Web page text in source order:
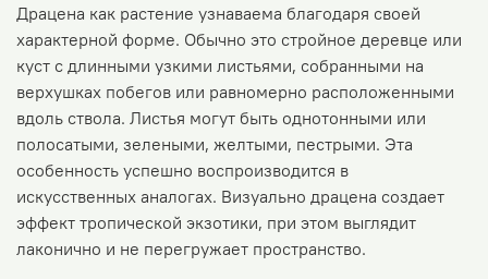
Драцена как растение узнаваема благодаря своей
характерной форме. Обычно это стройное деревце или
куст с длинными узкими листьями, собранными на
верхушках побегов или равномерно расположенными
вдоль ствола. Листья могут быть однотонными или
полосатыми, зелеными, желтыми, пестрыми. Эта
особенность успешно воспроизводится в
искусственных аналогах. Визуально драцена создает
эффект тропической экзотики, при этом выглядит
лаконично и не перегружает пространство.